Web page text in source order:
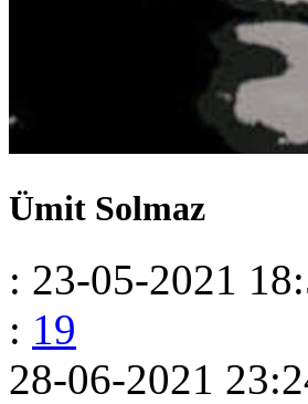
Ümit Solmaz
: 23-05-2021
: 19
28-06-2021